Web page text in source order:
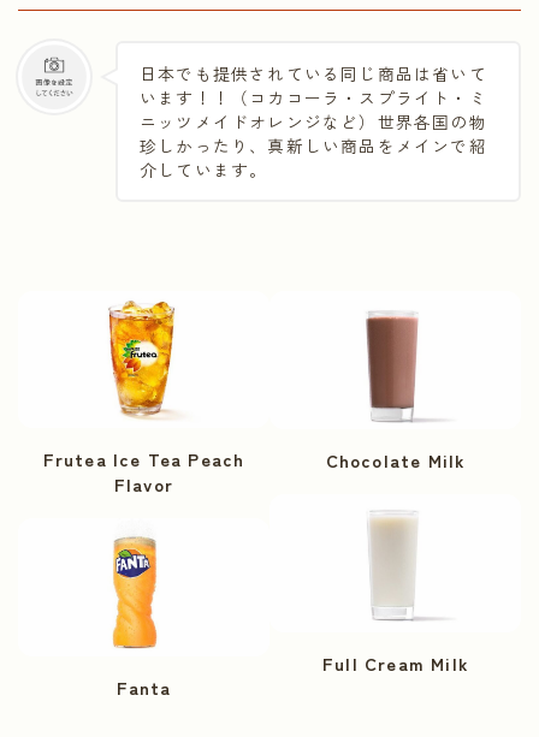
日本でも提供されている同じ商品は省いて
います！！（コカコーラ・スプライト・ミ
ニッツメイドオレンジなど）世界各国の物
珍しかったり、真新しい商品をメインで紹
介しています。
Frutea Ice Tea Peach
Flavor
Fanta
Chocolate Milk
Full Cream Milk